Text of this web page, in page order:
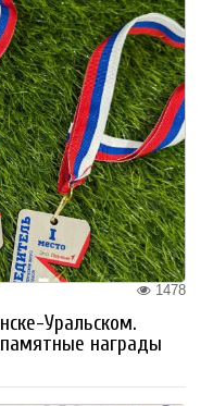
1478
Уральском.
награды